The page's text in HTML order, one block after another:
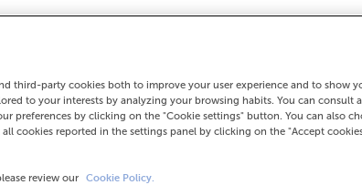
cita:
200 982543038 Com
third-party cookies both to improve your user experience and to show
to your interests by analyzing your browsing habits. You can consult
preferences by clicking on the "Cookie settings" button. You can also
cookies reported in the settings panel by clicking on the "Accept
review our Cookie Policy.